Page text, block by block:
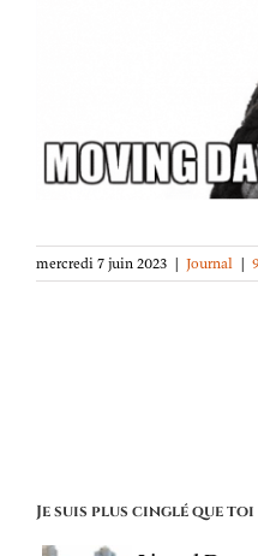
mercredi 7 juin 2023 | Journal |
Je suis plus cinglé que toi